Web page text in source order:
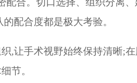
配合度都是极大考验。
,让手术视野始终保持清晰;
节。